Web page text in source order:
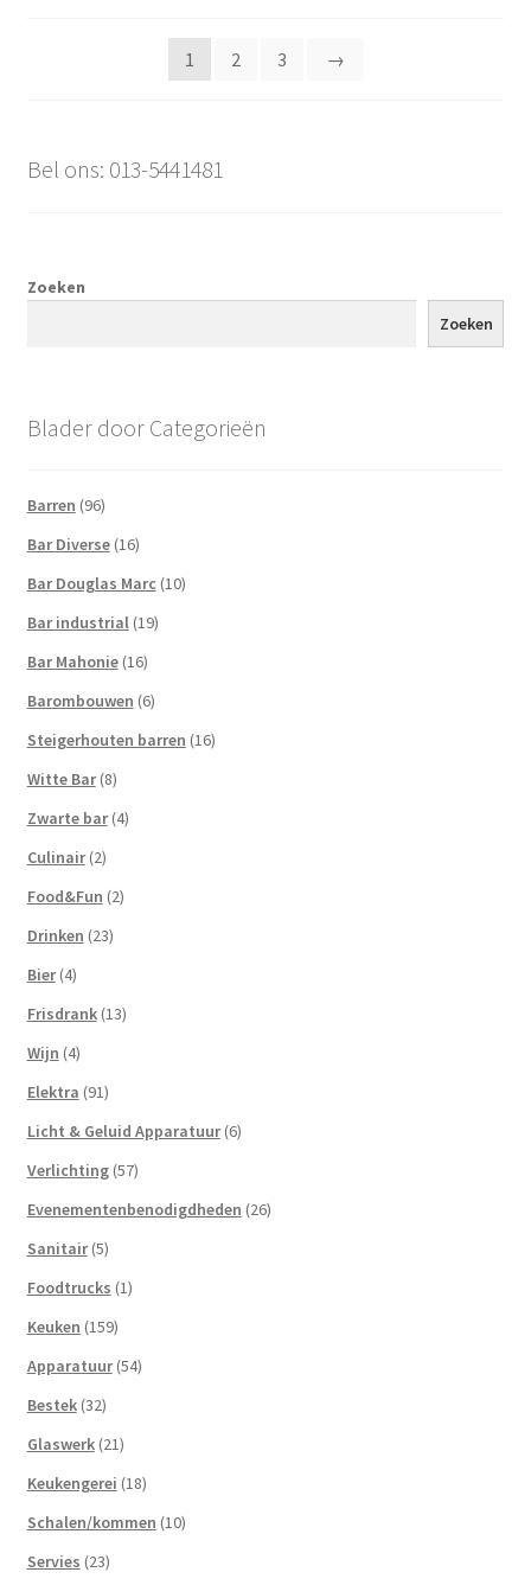
1
2 3 →
Bel ons: 013-5441481
Zoeken
Zoeken
Blader door Categorieën
Barren (96)
Bar Diverse (16)
Bar Douglas Marc (10)
Bar industrial (19)
Bar Mahonie (16)
Barombouwen (6)
Steigerhouten barren (16)
Witte Bar (8)
Zwarte bar (4)
Culinair (2)
Food&Fun (2)
Drinken (23)
Bier (4)
Frisdrank (13)
Wijn (4)
Elektra (91)
Licht & Geluid Apparatuur (6)
Verlichting (57)
Evenementenbenodigdheden (26)
Sanitair (5)
Foodtrucks (1)
Keuken (159)
Apparatuur (54)
Bestek (32)
Glaswerk (21)
Keukengerei (18)
Schalen/kommen (10)
Servies (23)